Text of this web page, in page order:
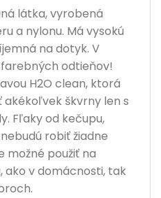
látka, vyrobená
a nylonu. Má vysokú
na dotyk. V
odtieňov!
H2O clean, ktorá
akékoľvek škvrny len s
Fľaky od kečupu,
robiť žiadne
možné použiť na
ako v domácnosti, tak